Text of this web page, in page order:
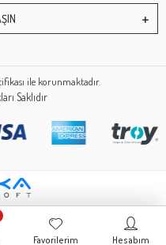
ile korunmaktadır.
Saklıdır
Favorilerim Hesabım